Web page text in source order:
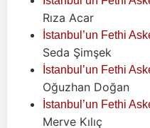
Rıza Acar
İstanbul’un Fethi
Seda Şimşek
İstanbul’un Fethi
Oğuzhan Doğan
İstanbul’un Fethi
Merve Kılıç